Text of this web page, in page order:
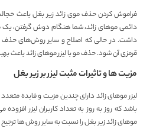
فراموش کردن حذف موی زائد زیر بغل باعث
دائمی موهای زائد، شما هنگام دوش گرفتن، یک
داشت. در حالی که اصلاح و سایر روش‌های
قرمزی آن شود. حذف مو با لیزر موهای زائد
مزیت ها و تاثیرات مثبت لیزر بر زیر بغل
لیزر موهای زائد دارای چندین مزیت و فایده
باشد که روز به روز به تعداد کاربران لیزر افزوده
موهای زائد زیر بغل را نسبت به سایر روش ها